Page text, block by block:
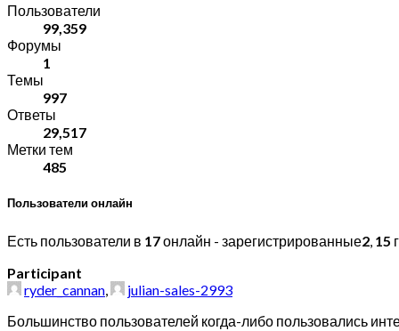
Пользователи
99,359
Форумы
1
Темы
997
Ответы
29,517
Метки тем
485
Пользователи онлайн
Есть пользователи в 17онлайн - зарегистрированные2, 15
Participant
ryder_cannan,
julian-sales-2993
Большинство пользователей когда-либо пользовались